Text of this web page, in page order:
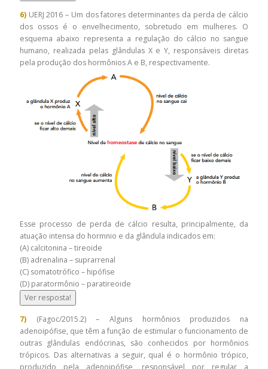
6) UERJ 2016 – Um dos fatores determinantes da perda de cálcio
dos ossos é o envelhecimento, sobretudo em mulheres. O
esquema abaixo representa a regulação do cálcio no sangue
humano, realizada pelas glândulas X e Y, responsáveis diretas
pela produção dos hormônios A e B, respectivamente.
Esse processo de perda de cálcio resulta, principalmente, da
atuação intensa do hormnio e da glândula indicados em:
(A) calcitonina – tireoide
(B) adrenalina – suprarrenal
(C) somatotrófico – hipófise
(D) paratormônio – paratireoide
Ver resposta!
7) (Fagoc/2015.2) – Alguns hormônios produzidos na
adenoipófise, que têm a função de estimular o funcionamento de
outras glândulas endócrinas, são conhecidos por hormônios
trópicos. Das alternativas a seguir, qual é o hormônio trópico,
produzido pela adenoipófise, responsável por regular a